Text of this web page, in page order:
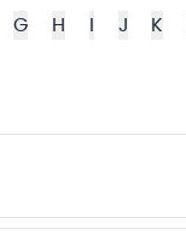
G H J K